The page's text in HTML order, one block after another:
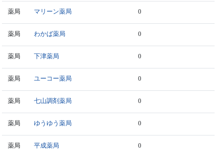
薬局 マリーン薬局 0
薬局 わかば薬局 0
薬局 下津薬局 0
薬局 ユーコー薬局 0
薬局 七山調剤薬局 0
薬局 ゆうゆう薬局 0
薬局 平成薬局 0